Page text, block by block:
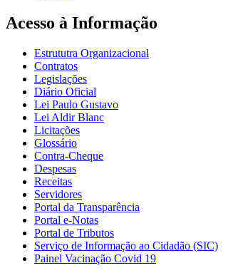
Acesso à Informação
Estrututra Organizacional
Contratos
Legislações
Diário Oficial
Lei Paulo Gustavo
Lei Aldir Blanc
Licitações
Glossário
Contra-Cheque
Despesas
Receitas
Servidores
Portal da Transparência
Portal e-Notas
Portal de Tributos
Serviço de Informação ao Cidadão (SIC)
Painel Vacinação Covid 19